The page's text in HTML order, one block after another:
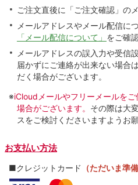
ご注文直後に「ご注文確認」の
メールアドレスやメール配信に
「メール配信について」 をご確
メールアドレスの誤入力や受信
届かずにご連絡が出来ない場合
だく場合がございます。
※iCloudメールやフリーメールを
場合がございます。 その際は大
スをご検討くださいますようお
お支払い方法
■クレジットカード （ただいま準